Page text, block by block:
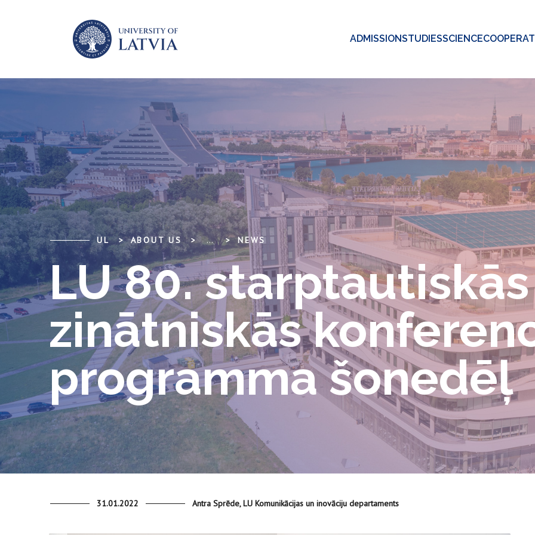
ADMISSIONSTUDIESSCIENCE
UL ABOUT US ... NEWS
LU 80. starptautiskās
zinātniskās
programma šonedēļ
31.01.2022 Antra Sprēde, LU Komunikācijas un inovāciju departaments